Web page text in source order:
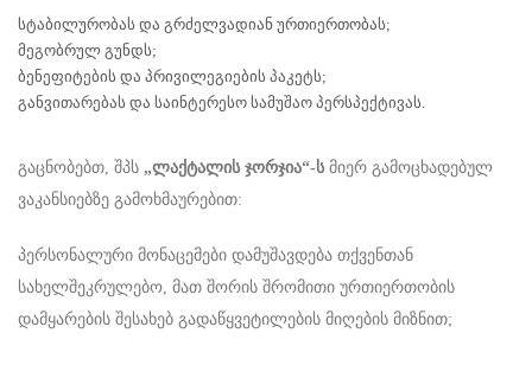
სტაბილურობას და გრძელვადიან ურთიერთობას;
მეგობრულ გუნდს;
ბენეფიტების და პრივილეგიების პაკეტს;
განვითარებას და საინტერესო სამუშაო პერსპექტივას.
გაცნობებთ, შპს „ლაქტალის ჯორჯია“-ს მიერ გამოცხადებულ
ვაკანსიებზე გამოხმაურებით:
პერსონალური მონაცემები დამუშავდება თქვენთან
სახელშეკრულებო, მათ შორის შრომითი ურთიერთობის
დამყარების შესახებ გადაწყვეტილების მიღების მიზნით;